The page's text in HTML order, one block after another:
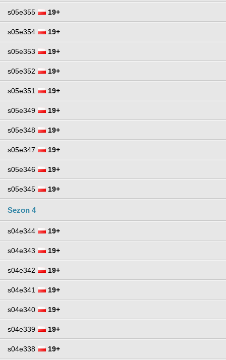
s05e355 19+
s05e354 19+
s05e353 19+
s05e352 19+
s05e351 19+
s05e349 19+
s05e348 19+
s05e347 19+
s05e346 19+
s05e345 19+
Sezon 4
s04e344 19+
s04e343 19+
s04e342 19+
s04e341 19+
s04e340 19+
s04e339 19+
s04e338 19+